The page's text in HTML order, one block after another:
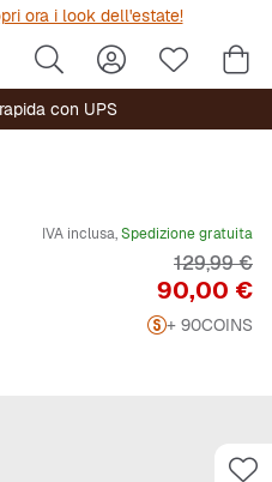
ora i look dell'estate!
con UPS
IVA inclusa,Spedizione gratuita
Prezzo
90,00 €
Prezzo
129,99 €
+ 90COINS